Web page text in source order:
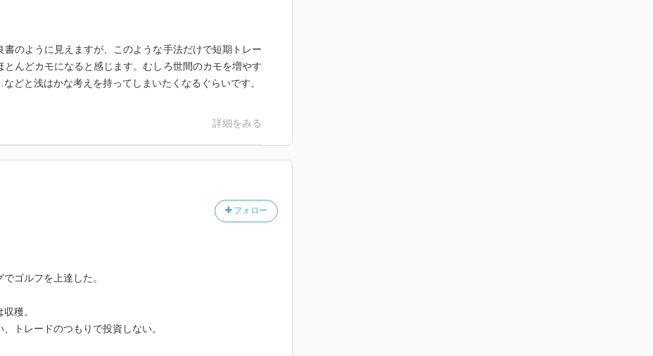
画にしよう。
書のように見えますが、このような手法だけで短期トレー
とんどカモになると感じます。むしろ世間のカモを増やす
どと浅はかな考えを持ってしまいたくなるぐらいです。
詳細をみる
フォロー
ゴルフを上達した。
穫。
トレードのつもりで投資しない。